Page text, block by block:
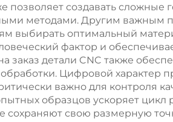
позволяет создавать
методами. Другим важным
выбирать оптимальный
фактор и
заказ детали CNC также
Цифровой характер
важно для контроля
образцов ускоряет
сохраняют свою размерную